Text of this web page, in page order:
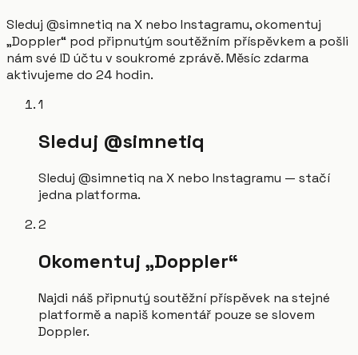
Sleduj @simnetiq na X nebo Instagramu, okomentuj
„Doppler“ pod připnutým soutěžním příspěvkem a pošli
nám své ID účtu v soukromé zprávě. Měsíc zdarma
aktivujeme do 24 hodin.
1
Sleduj @simnetiq
Sleduj @simnetiq na X nebo Instagramu — stačí
jedna platforma.
2
Okomentuj „Doppler“
Najdi náš připnutý soutěžní příspěvek na stejné
platformě a napiš komentář pouze se slovem
Doppler.